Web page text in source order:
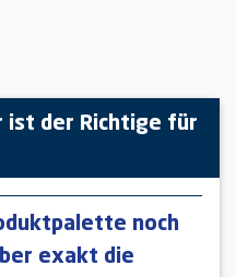
ist der Richtige für
noch
exakt die